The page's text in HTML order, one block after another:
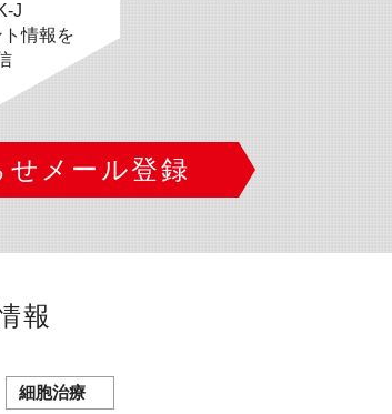
J
情報を
メール登録
報
細胞治療